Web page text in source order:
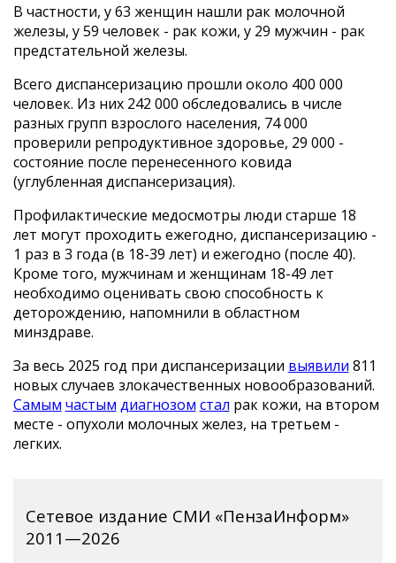
В частности, у 63 женщин нашли рак молочной
железы, у 59 человек - рак кожи, у 29 мужчин - рак
предстательной железы.
Всего диспансеризацию прошли около 400 000
человек. Из них 242 000 обследовались в числе
разных групп взрослого населения, 74 000
проверили репродуктивное здоровье, 29 000 -
состояние после перенесенного ковида
(углубленная диспансеризация).
Профилактические медосмотры люди старше 18
лет могут проходить ежегодно, диспансеризацию -
1 раз в 3 года (в 18-39 лет) и ежегодно (после 40).
Кроме того, мужчинам и женщинам 18-49 лет
необходимо оценивать свою способность к
деторождению, напомнили в областном
минздраве.
За весь 2025 год при диспансеризации выявили 811
новых случаев злокачественных новообразований.
Самым частым диагнозом стал рак кожи, на втором
месте - опухоли молочных желез, на третьем -
легких.
Сетевое издание СМИ «ПензаИнформ»
2011—2026